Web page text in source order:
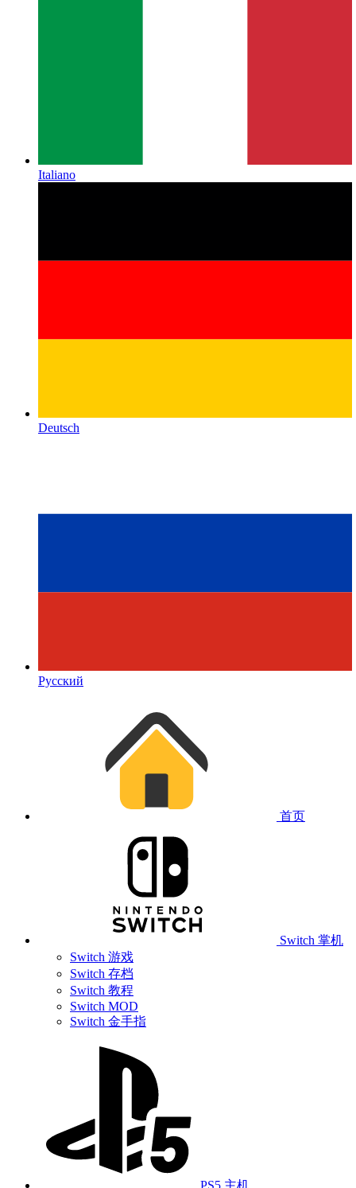
Italiano
Deutsch
Русский
首页
Switch 掌机
Switch 游戏
Switch 存档
Switch 教程
Switch MOD
Switch 金手指